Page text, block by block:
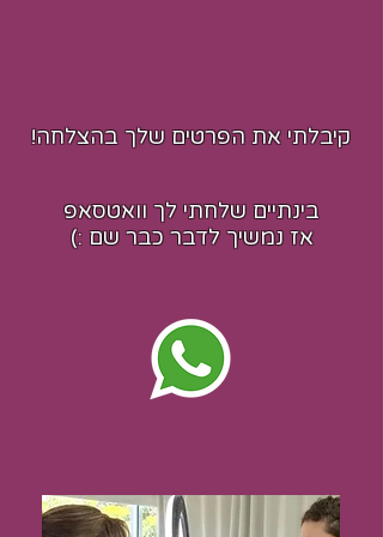
קיבלתי את הפרטים שלך בהצלחה!
בינתיים שלחתי לך וואטסאפ
אז נמשיך לדבר כבר שם :)